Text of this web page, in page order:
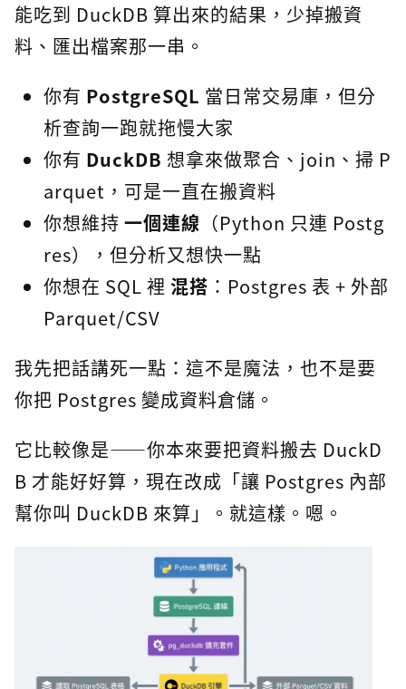
能吃到 DuckDB 算出來的結果，少掉搬資
料、匯出檔案那一串。
你有 PostgreSQL 當日常交易庫，但分
析查詢一跑就拖慢大家
你有 DuckDB 想拿來做聚合、join、掃 P
arquet，可是一直在搬資料
你想維持 一個連線 （Python 只連 Postg
res），但分析又想快一點
你想在 SQL 裡 混搭 ：Postgres 表 + 外部
Parquet/CSV
我先把話講死一點：這不是魔法，也不是要
你把 Postgres 變成資料倉儲。
它比較像是——你本來要把資料搬去 DuckD
B 才能好好算，現在改成「讓 Postgres 內部
幫你叫 DuckDB 來算」。就這樣。嗯。